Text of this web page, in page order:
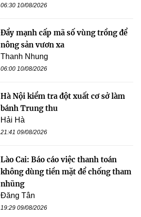
06:30 10/08/2026
Đẩy mạnh cấp mã số vùng trồng để
nông sản vươn xa
Thanh Nhung
06:00 10/08/2026
Hà Nội kiểm tra đột xuất cơ sở làm
bánh Trung thu
Hải Hà
21:41 09/08/2026
Lào Cai: Báo cáo việc thanh toán
không dùng tiền mặt để chống tham
nhũng
Đăng Tân
19:29 09/08/2026